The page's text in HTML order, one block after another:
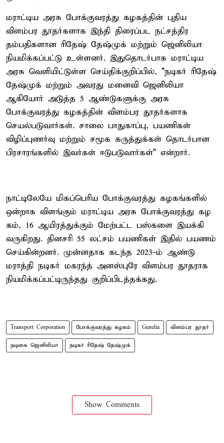
மராட்டிய அரசு போக்குவரத்து கழகத்தின் புதிய
விளம்பர தூதர்களாக இந்தி திரைப்பட நட்சத்திர
தம்பதிகளான ரிதேஷ் தேஷ்முக் மற்றும் ஜெனிலியா
நியமிக்கப்பட்டு உள்ளனர். இதுதொடர்பாக மராட்டிய
அரசு வெளியிட்டுள்ள செய்திக்குறிப்பில், "நடிகர் ரிதேஷ்
தேஷ்முக் மற்றும் அவரது மனைவி ஜெனிலியா
ஆகியோர் அடுத்த 5 ஆண்டுகளுக்கு அரசு
போக்குவரத்து கழகத்தின் விளம்பர தூதர்களாக
செயல்படுவார்கள். சாலை பாதுகாப்பு, பயணிகள்
விழிப்புணர்வு மற்றும் சமூக கருத்துக்கள் தொடர்பான
பிரசாரங்களில் இவர்கள் ஈடுபடுவார்கள்" என்றார்.
நாட்டிலேயே மிகப்பெரிய போக்குவரத்து கழகங்களில்
ஒன்றாக விளங்கும் மராட்டிய அரசு போக்குவரத்து கழ
கம், 16 ஆயிரத்துக்கும் மேற்பட்ட பஸ்களை இயக்கி
வருகிறது. தினசரி 55 லட்சம் பயணிகள் இதில் பயணம்
செய்கின்றனர். முன்னதாக கடந்த 2023-ம் ஆண்டு
மராத்தி நடிகர் மகரந்த் அனஸ்புரே விளம்பர தூதராக
நியமிக்கப்பட்டிருந்தது குறிப்பிடத்தக்கது.
Transport Corporation போக்குவரத்து கழகம் Genelia விளம்பர தூதர்
நடிகை ஜெனிலியா நடிகர் ரிதேஷ் தேஷ்முக்
Show Comments